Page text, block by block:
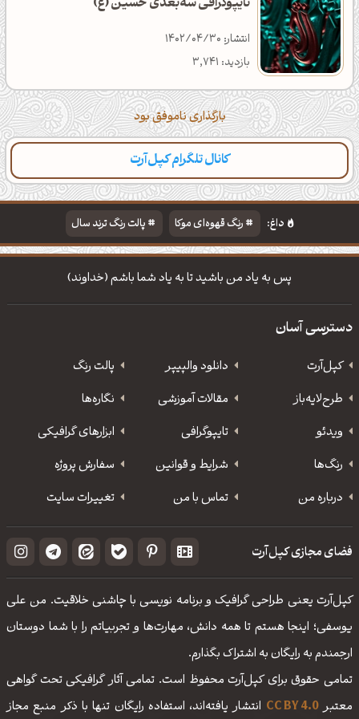
انتشار: 1402/04/30
بازدید: 3,741
بارگذاری ناموفق بود
کانال تلگرام کپل‌آرت
داغ: رنگ قهوه‌ای موکا
پالت رنگ ترند سال
دانلود والپیپر مذهبی
تایپوگرافی شعر مولانا
پس به یاد من باشید تا به یاد شما باشم (خداوند)
دسترسی آسان
کپل‌آرت دانلود‌ والپیپر
پالت رنگ
طرح‌لایه‌باز
مقالات آموزشی
نگاره‌ها
ویدئو
‌تایپوگرافی
ابزارهای گرافیکی
رنگ‌ها
شرایط و قوانین
سفارش پروژه
درباره من
تماس با من تغییرات سایت
فضای مجازی کپل‌آرت
کپل‌آرت یعنی طراحی گرافیک و برنامه نویسی با چاشنی خلاقیت. من علی
یوسفی؛ اینجا هستم تا همه دانش، مهارت‌‌ها و تجربیاتم را با شما دوستان
ارجمندم به رایگان به اشتراک بگذارم.
تمامی حقوق برای کپل‌آرت محفوظ است. تمامی آثار گرافیکی تحت گواهی
معتبرCC BY 4.0 انتشار یافته‌اند، استفاده رایگان تنها با ذکر منبع مجاز